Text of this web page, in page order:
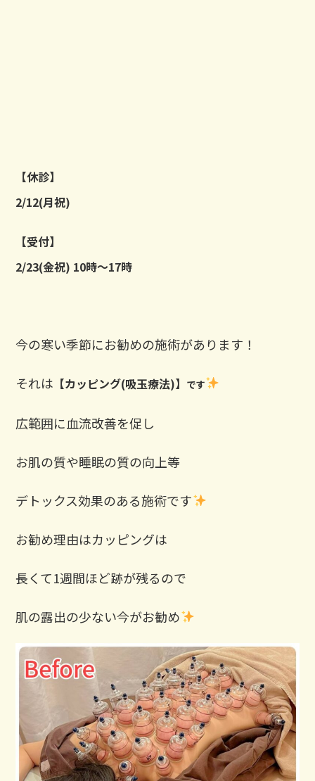
【休診】
2/12(月祝)
【受付】
2/23(金祝) 10時〜17時
今の寒い季節にお勧めの施術があります！
それは 【カッピング(吸玉療法)】 です
広範囲に血流改善を促し
お肌の質や睡眠の質の向上等
デトックス効果のある施術です
お勧め理由はカッピングは
長くて1週間ほど跡が残るので
肌の露出の少ない今がお勧め